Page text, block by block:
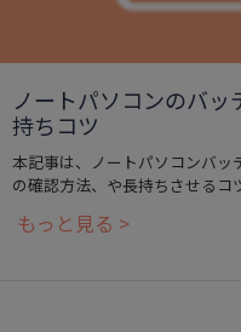
ノートパソコンのバ
持ちコツ
本記事は、ノートパソコンバッ
の確認方法、や長持ちさせるコ
もっと見る >